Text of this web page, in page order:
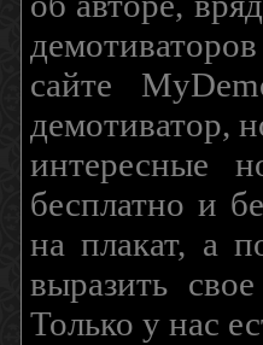
сайте
демотиватор,
интересные
бесплатно и
на плакат, а
выразить
Только у нас